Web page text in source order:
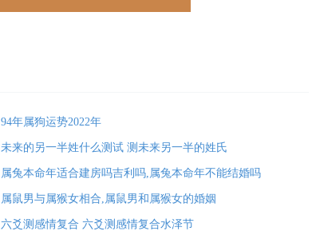
94年属狗运势2022年
未来的另一半姓什么测试 测未来另一半的姓氏
属兔本命年适合建房吗吉利吗,属兔本命年不能结婚吗
属鼠男与属猴女相合,属鼠男和属猴女的婚姻
六爻测感情复合 六爻测感情复合水泽节